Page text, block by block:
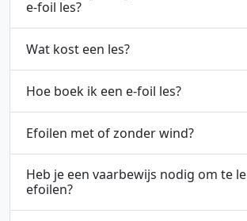
e-foil les?
Wat kost een les?
Hoe boek ik een e-foil les?
Efoilen met of zonder wind?
Heb je een vaarbewijs nodig om te
efoilen?